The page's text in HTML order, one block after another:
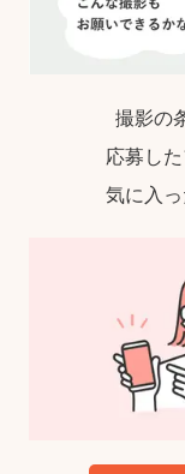
撮影の
応募し
気に入